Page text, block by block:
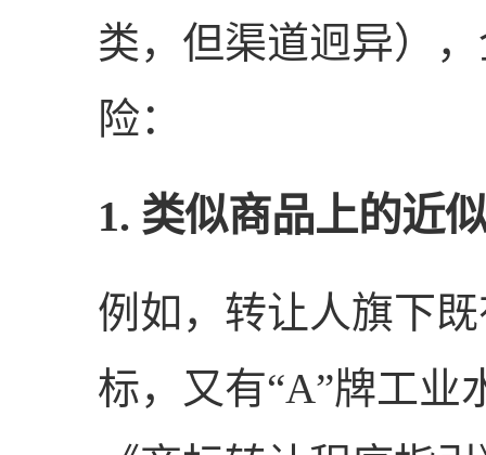
类，但渠道迥异）
险：
1. 类似商品上的近
例如，转让人旗下
标，又有“A”牌工业